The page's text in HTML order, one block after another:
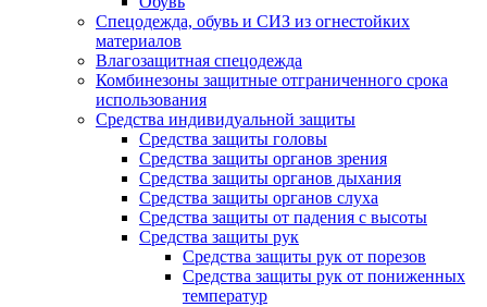
Спецодежда, обувь и СИЗ из огнестойких
материалов
Влагозащитная спецодежда
Комбинезоны защитные отграниченного срока
использования
Средства индивидуальной защиты
Средства защиты головы
Средства защиты органов зрения
Средства защиты органов дыхания
Средства защиты органов слуха
Средства защиты от падения с высоты
Средства защиты рук
Средства защиты рук от порезов
Средства защиты рук от пониженных
температур